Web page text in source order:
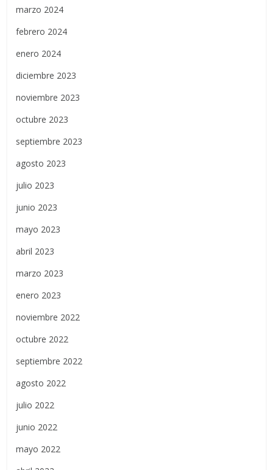
marzo 2024
febrero 2024
enero 2024
diciembre 2023
noviembre 2023
octubre 2023
septiembre 2023
agosto 2023
julio 2023
junio 2023
mayo 2023
abril 2023
marzo 2023
enero 2023
noviembre 2022
octubre 2022
septiembre 2022
agosto 2022
julio 2022
junio 2022
mayo 2022